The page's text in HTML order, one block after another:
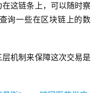
这链条上，可以随时察
询一些在区块链上的数
机制来保障这次交易是